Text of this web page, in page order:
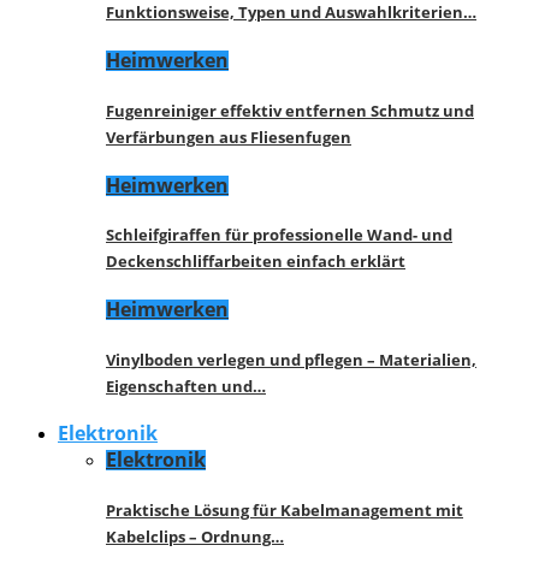
Funktionsweise, Typen und Auswahlkriterien…
Heimwerken
Fugenreiniger effektiv entfernen Schmutz und
Verfärbungen aus Fliesenfugen
Heimwerken
Schleifgiraffen für professionelle Wand- und
Deckenschliffarbeiten einfach erklärt
Heimwerken
Vinylboden verlegen und pflegen – Materialien,
Eigenschaften und…
Elektronik
Elektronik
Praktische Lösung für Kabelmanagement mit
Kabelclips – Ordnung…